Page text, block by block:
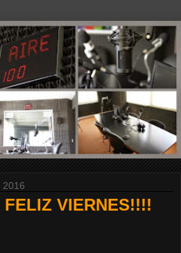
2016
VIERNES!!!!